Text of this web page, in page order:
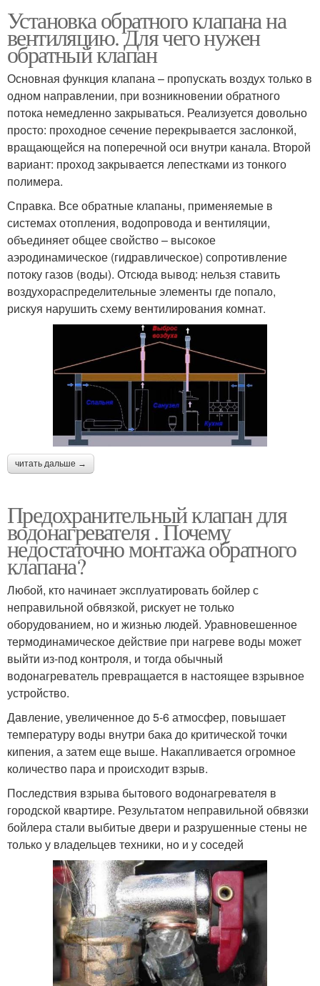
Установка обратного клапана на
вентиляцию. Для чего нужен
обратный клапан
Основная функция клапана – пропускать воздух только в
одном направлении, при возникновении обратного
потока немедленно закрываться. Реализуется довольно
просто: проходное сечение перекрывается заслонкой,
вращающейся на поперечной оси внутри канала. Второй
вариант: проход закрывается лепестками из тонкого
полимера.
Справка. Все обратные клапаны, применяемые в
системах отопления, водопровода и вентиляции,
объединяет общее свойство – высокое
аэродинамическое (гидравлическое) сопротивление
потоку газов (воды). Отсюда вывод: нельзя ставить
воздухораспределительные элементы где попало,
рискуя нарушить схему вентилирования комнат.
читать дальше →
Предохранительный клапан для
водонагревателя . Почему
недостаточно монтажа обратного
клапана?
Любой, кто начинает эксплуатировать бойлер с
неправильной обвязкой, рискует не только
оборудованием, но и жизнью людей. Уравновешенное
термодинамическое действие при нагреве воды может
выйти из-под контроля, и тогда обычный
водонагреватель превращается в настоящее взрывное
устройство.
Давление, увеличенное до 5-6 атмосфер, повышает
температуру воды внутри бака до критической точки
кипения, а затем еще выше. Накапливается огромное
количество пара и происходит взрыв.
Последствия взрыва бытового водонагревателя в
городской квартире. Результатом неправильной обвязки
бойлера стали выбитые двери и разрушенные стены не
только у владельцев техники, но и у соседей